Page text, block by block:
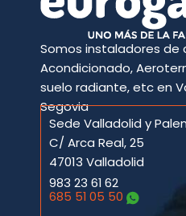
Somos instaladores de
Acondicionado,
suelo radiante, etc en
Segovia
Sede Valladolid y
C/ Arca Real, 25
47013 Valladolid
983 23 61 62
685 51 05 50